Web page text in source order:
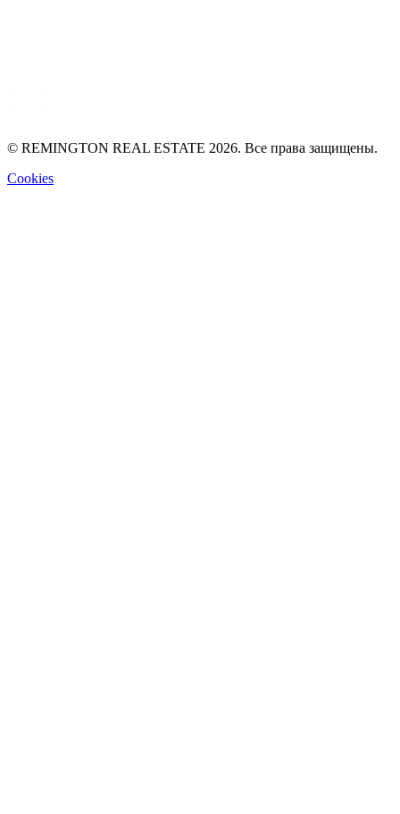
© REMINGTON REAL ESTATE 2026. Все права защищены.
Cookies